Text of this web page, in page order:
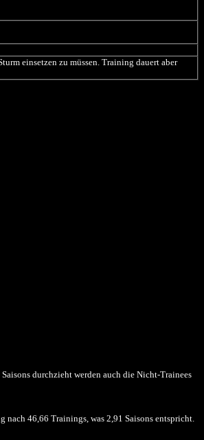
einsetzen zu müssen. Training dauert aber
durchzieht werden auch die Nicht-Trainees
46,66 Trainings, was 2,91 Saisons entspricht.